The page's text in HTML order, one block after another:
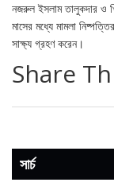
নজরুল ইসলাম তালুকদার ও
মাসের মধ্যে মামলা
সাক্ষ্য গ্রহণ করেন।
Share
সার্চ